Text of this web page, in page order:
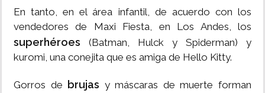
En tanto, en el área infantil, de acuerdo con los
vendedores de Maxi Fiesta, en Los Andes, los
superhéroes (Batman, Hulck y Spiderman) y
kuromi, una conejita que es amiga de Hello Kitty.
Gorros de brujas y máscaras de muerte forman